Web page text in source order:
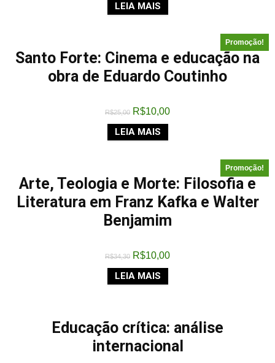
LEIA MAIS
Promoção!
Santo Forte: Cinema e educação na
obra de Eduardo Coutinho
R$25,00 R$10,00
LEIA MAIS
Promoção!
Arte, Teologia e Morte: Filosofia e
Literatura em Franz Kafka e Walter
Benjamim
R$34,30 R$10,00
LEIA MAIS
Educação crítica: análise
internacional